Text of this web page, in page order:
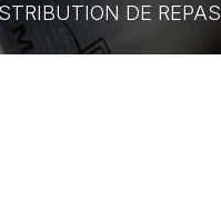
DE REPAS